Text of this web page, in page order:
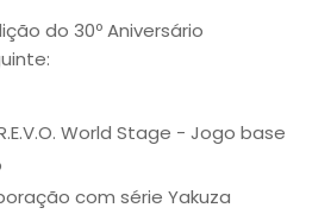
do 30º Aniversário
World Stage - Jogo base
com série Yakuza